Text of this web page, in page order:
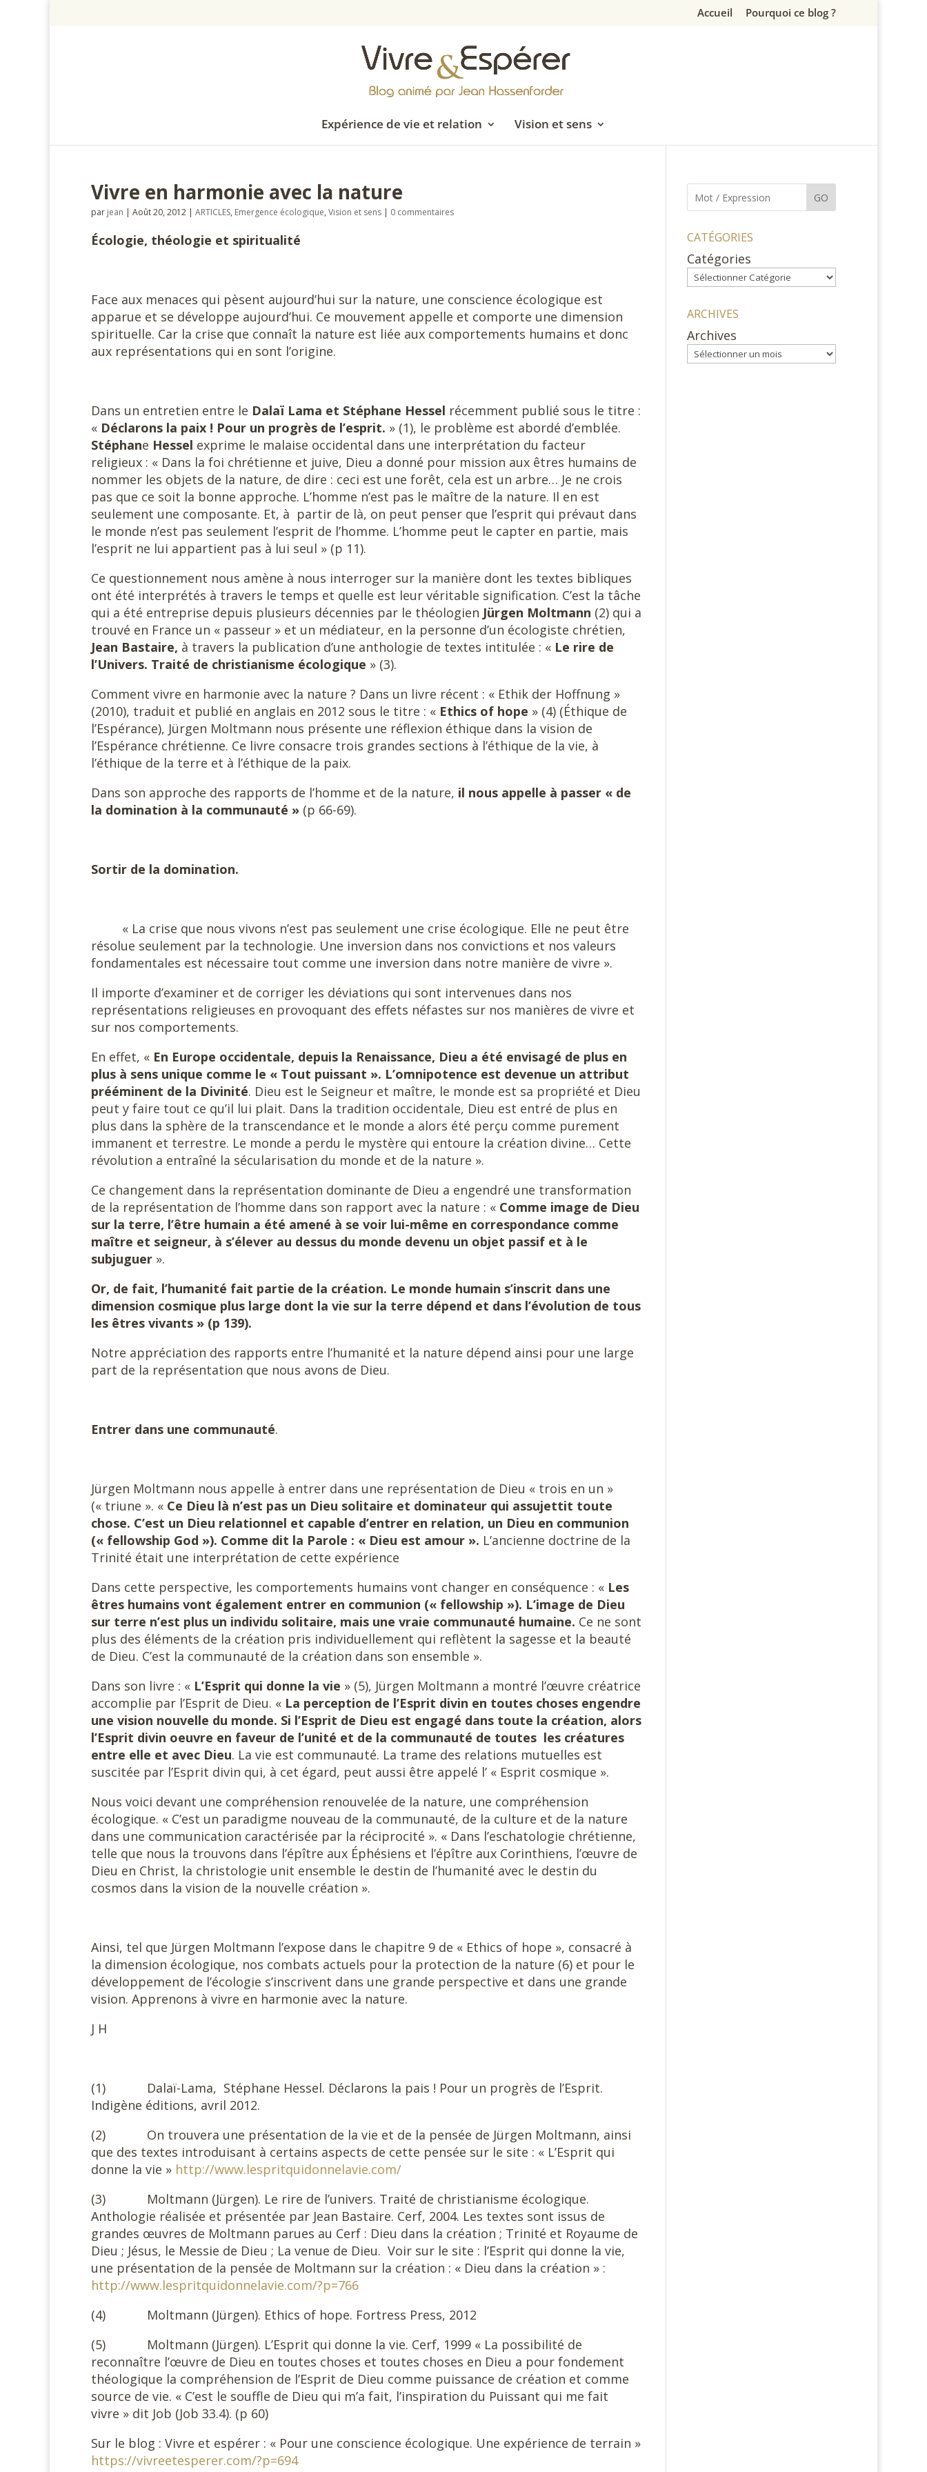
Accueil Pourquoi ce blog ?
Expérience de vie et relation Vision et sens
Vivre en harmonie avec la nature
par jean | Août 20, 2012 | ARTICLES, Emergence écologique, Vision et sens | 0 commentaires
Écologie, théologie et spiritualité
Face aux menaces qui pèsent aujourd’hui sur la nature, une conscience écologique est
apparue et se développe aujourd’hui. Ce mouvement appelle et comporte une dimension
spirituelle. Car la crise que connaît la nature est liée aux comportements humains et donc
aux représentations qui en sont l’origine.
Dans un entretien entre le Dalaï Lama et Stéphane Hessel récemment publié sous le titre :
« Déclarons la paix ! Pour un progrès de l’esprit. » (1), le problème est abordé d’emblée.
Stéphane Hessel exprime le malaise occidental dans une interprétation du facteur
religieux : « Dans la foi chrétienne et juive, Dieu a donné pour mission aux êtres humains de
nommer les objets de la nature, de dire : ceci est une forêt, cela est un arbre… Je ne crois
pas que ce soit la bonne approche. L’homme n’est pas le maître de la nature. Il en est
seulement une composante. Et, à partir de là, on peut penser que l’esprit qui prévaut dans
le monde n’est pas seulement l’esprit de l’homme. L’homme peut le capter en partie, mais
l’esprit ne lui appartient pas à lui seul » (p 11).
Ce questionnement nous amène à nous interroger sur la manière dont les textes bibliques
ont été interprétés à travers le temps et quelle est leur véritable signification. C’est la tâche
qui a été entreprise depuis plusieurs décennies par le théologien Jürgen Moltmann (2) qui a
trouvé en France un « passeur » et un médiateur, en la personne d’un écologiste chrétien,
Jean Bastaire, à travers la publication d’une anthologie de textes intitulée : « Le rire de
l’Univers. Traité de christianisme écologique » (3).
Comment vivre en harmonie avec la nature ? Dans un livre récent : « Ethik der Hoffnung »
(2010), traduit et publié en anglais en 2012 sous le titre : « Ethics of hope » (4) (Éthique de
l’Espérance), Jürgen Moltmann nous présente une réflexion éthique dans la vision de
l’Espérance chrétienne. Ce livre consacre trois grandes sections à l’éthique de la vie, à
l’éthique de la terre et à l’éthique de la paix.
Dans son approche des rapports de l’homme et de la nature, il nous appelle à passer « de
la domination à la communauté » (p 66-69).
Sortir de la domination.
« La crise que nous vivons n’est pas seulement une crise écologique. Elle ne peut être
résolue seulement par la technologie. Une inversion dans nos convictions et nos valeurs
fondamentales est nécessaire tout comme une inversion dans notre manière de vivre ».
Il importe d’examiner et de corriger les déviations qui sont intervenues dans nos
représentations religieuses en provoquant des effets néfastes sur nos manières de vivre et
sur nos comportements.
En effet, « En Europe occidentale, depuis la Renaissance, Dieu a été envisagé de plus en
plus à sens unique comme le « Tout puissant ». L’omnipotence est devenue un attribut
prééminent de la Divinité. Dieu est le Seigneur et maître, le monde est sa propriété et Dieu
peut y faire tout ce qu’il lui plait. Dans la tradition occidentale, Dieu est entré de plus en
plus dans la sphère de la transcendance et le monde a alors été perçu comme purement
immanent et terrestre. Le monde a perdu le mystère qui entoure la création divine… Cette
révolution a entraîné la sécularisation du monde et de la nature ».
Ce changement dans la représentation dominante de Dieu a engendré une transformation
de la représentation de l’homme dans son rapport avec la nature : « Comme image de Dieu
sur la terre, l’être humain a été amené à se voir lui-même en correspondance comme
maître et seigneur, à s’élever au dessus du monde devenu un objet passif et à le
subjuguer ».
Or, de fait, l’humanité fait partie de la création. Le monde humain s’inscrit dans une
dimension cosmique plus large dont la vie sur la terre dépend et dans l’évolution de tous
les êtres vivants » (p 139).
Notre appréciation des rapports entre l’humanité et la nature dépend ainsi pour une large
part de la représentation que nous avons de Dieu.
Entrer dans une communauté.
Jürgen Moltmann nous appelle à entrer dans une représentation de Dieu « trois en un »
(« triune ». « Ce Dieu là n’est pas un Dieu solitaire et dominateur qui assujettit toute
chose. C’est un Dieu relationnel et capable d’entrer en relation, un Dieu en communion
(« fellowship God »). Comme dit la Parole : « Dieu est amour ». L’ancienne doctrine de la
Trinité était une interprétation de cette expérience
Dans cette perspective, les comportements humains vont changer en conséquence : « Les
êtres humains vont également entrer en communion (« fellowship »). L’image de Dieu
sur terre n’est plus un individu solitaire, mais une vraie communauté humaine. Ce ne sont
plus des éléments de la création pris individuellement qui reflètent la sagesse et la beauté
de Dieu. C’est la communauté de la création dans son ensemble ».
Dans son livre : « L’Esprit qui donne la vie » (5), Jürgen Moltmann a montré l’œuvre créatrice
accomplie par l’Esprit de Dieu. « La perception de l’Esprit divin en toutes choses engendre
une vision nouvelle du monde. Si l’Esprit de Dieu est engagé dans toute la création, alors
l’Esprit divin oeuvre en faveur de l’unité et de la communauté de toutes les créatures
entre elle et avec Dieu. La vie est communauté. La trame des relations mutuelles est
suscitée par l’Esprit divin qui, à cet égard, peut aussi être appelé l’ « Esprit cosmique ».
Nous voici devant une compréhension renouvelée de la nature, une compréhension
écologique. « C’est un paradigme nouveau de la communauté, de la culture et de la nature
dans une communication caractérisée par la réciprocité ». « Dans l’eschatologie chrétienne,
telle que nous la trouvons dans l’épître aux Éphésiens et l’épître aux Corinthiens, l’œuvre de
Dieu en Christ, la christologie unit ensemble le destin de l’humanité avec le destin du
cosmos dans la vision de la nouvelle création ».
Ainsi, tel que Jürgen Moltmann l’expose dans le chapitre 9 de « Ethics of hope », consacré à
la dimension écologique, nos combats actuels pour la protection de la nature (6) et pour le
développement de l’écologie s’inscrivent dans une grande perspective et dans une grande
vision. Apprenons à vivre en harmonie avec la nature.
J H
(1) Dalaï-Lama, Stéphane Hessel. Déclarons la pais ! Pour un progrès de l’Esprit.
Indigène éditions, avril 2012.
(2) On trouvera une présentation de la vie et de la pensée de Jürgen Moltmann, ainsi
que des textes introduisant à certains aspects de cette pensée sur le site : « L’Esprit qui
donne la vie » http://www.lespritquidonnelavie.com/
(3) Moltmann (Jürgen). Le rire de l’univers. Traité de christianisme écologique.
Anthologie réalisée et présentée par Jean Bastaire. Cerf, 2004. Les textes sont issus de
grandes œuvres de Moltmann parues au Cerf : Dieu dans la création ; Trinité et Royaume de
Dieu ; Jésus, le Messie de Dieu ; La venue de Dieu. Voir sur le site : l’Esprit qui donne la vie,
une présentation de la pensée de Moltmann sur la création : « Dieu dans la création » :
http://www.lespritquidonnelavie.com/?p=766
(4) Moltmann (Jürgen). Ethics of hope. Fortress Press, 2012
(5) Moltmann (Jürgen). L’Esprit qui donne la vie. Cerf, 1999 « La possibilité de
reconnaître l’œuvre de Dieu en toutes choses et toutes choses en Dieu a pour fondement
théologique la compréhension de l’Esprit de Dieu comme puissance de création et comme
source de vie. « C’est le souffle de Dieu qui m’a fait, l’inspiration du Puissant qui me fait
vivre » dit Job (Job 33.4). (p 60)
Sur le blog : Vivre et espérer : « Pour une conscience écologique. Une expérience de terrain »
https://vivreetesperer.com/?p=694
GO
CATÉGORIES
Catégories
ARCHIVES
Archives